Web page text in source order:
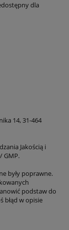
dla
14, 31-464
Jakością i
GMP.
były poprawne.
podstaw do
błąd w opisie